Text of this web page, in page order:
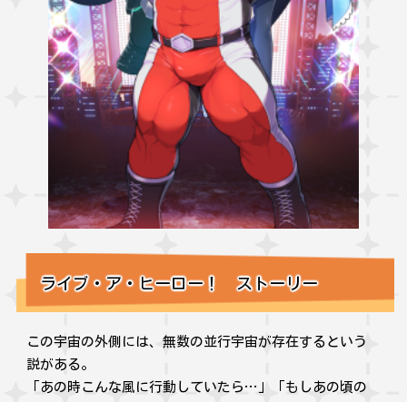
ライブ・ア・ヒーロー！ ストーリー
この宇宙の外側には、無数の並行宇宙が存在するという
説がある。
「あの時こんな風に行動していたら…」「もしあの頃の